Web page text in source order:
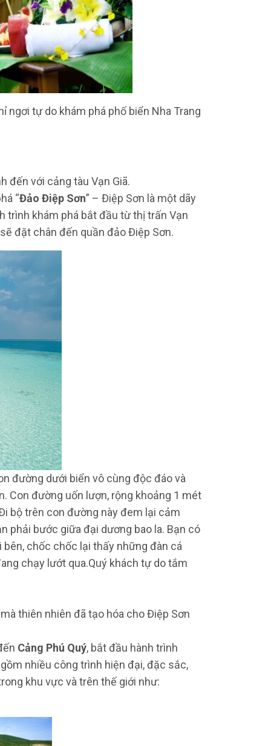
ngơi tự do khám phá phố biển Nha Trang
đến với cảng tàu Vạn Giã.
“Đảo Điệp Sơn” – Điệp Sơn là một dãy
trình khám phá bắt đầu từ thị trấn Vạn
đặt chân đến quần đảo Điệp Sơn.
đường dưới biển vô cùng độc đáo và
Con đường uốn lượn, rộng khoảng 1 mét
bộ trên con đường này đem lại cảm
phải bước giữa đại dương bao la. Bạn có
chốc chốc lại thấy những đàn cá
chạy lướt qua.Quý khách tự do tắm
thiên nhiên đã tạo hóa cho Điệp Sơn
Cảng Phú Quý, bắt đầu hành trình
nhiều công trình hiện đại, đặc sắc,
khu vực và trên thế giới như: